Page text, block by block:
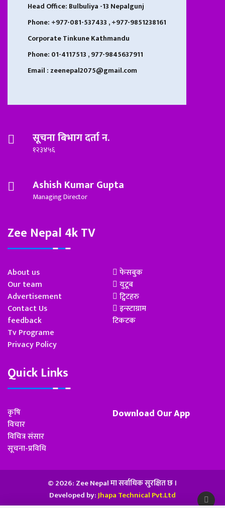
Head Office: Bulbuliya -13 Nepalgunj
Phone: +977-081-537433 , +977-9851238161
Corporate Tinkune Kathmandu
Phone: 01-4117513 , 977-9845637911
Email : zeenepal2075@gmail.com
सूचना बिभाग दर्ता न.
१२३४५६
Ashish Kumar Gupta
Managing Director
Zee Nepal 4k TV
About us
Our team
Advertisement
Contact Us
feedback
Tv Programe
Privacy Policy
फेसबुक
युटूब
ट्विटहरु
इन्स्टाग्राम
टिकटक
Quick Links
कृषि
विचार
विचित्र संसार
सूचना-प्रविधि
Download Our App
© 2026: Zee Nepal मा सर्वाधिक सुरक्षित छ ।
Developed by:Jhapa Technical Pvt.Ltd